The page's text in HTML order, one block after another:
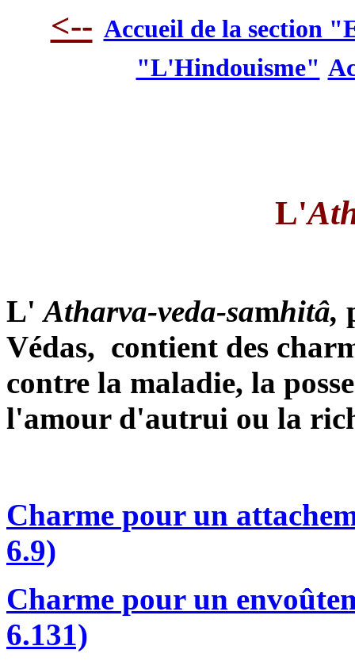
<-- Accueil de la section
"L'Hindouisme"
L'
L'Atharva-veda-samhitâ,
Védas, contient des
contre la maladie, la
l'amour d'autrui ou la
Charme pour un
6.9)
Charme pour un
6.131)